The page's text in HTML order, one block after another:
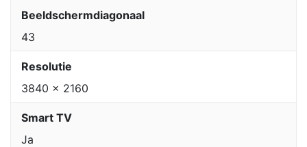
Beeldschermdiagonaal
43
Resolutie
3840 x 2160
Smart TV
Ja